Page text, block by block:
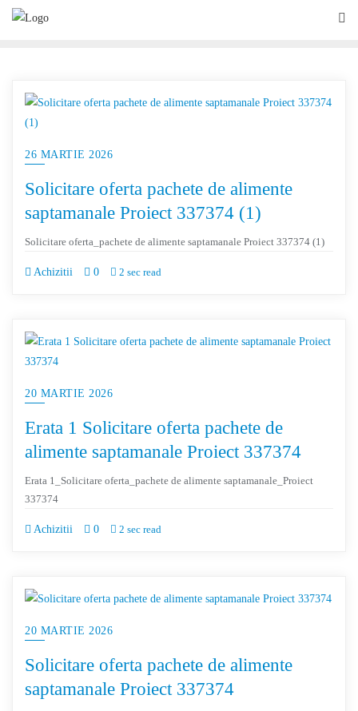
26 MARTIE 2026
Solicitare oferta pachete de alimente
saptamanale Proiect 337374 (1)
Solicitare oferta_pachete de alimente saptamanale Proiect 337374 (1)
Achizitii 0 2 sec read
20 MARTIE 2026
Erata 1 Solicitare oferta pachete de
alimente saptamanale Proiect 337374
Erata 1_Solicitare oferta_pachete de alimente saptamanale_Proiect
337374
Achizitii 0 2 sec read
20 MARTIE 2026
Solicitare oferta pachete de alimente
saptamanale Proiect 337374